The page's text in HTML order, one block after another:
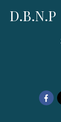
D.B.N.P